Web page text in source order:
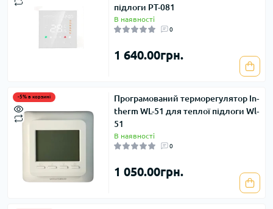
підлоги PT-081
В наявності
0
1 640.00грн.
-5% в корзині
Програмований терморегулятор In-
therm WL-51 для теплої підлоги Wl-
51
В наявності
0
1 050.00грн.